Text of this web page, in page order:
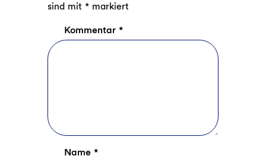
sind mit *markiert
Kommentar *
Name *